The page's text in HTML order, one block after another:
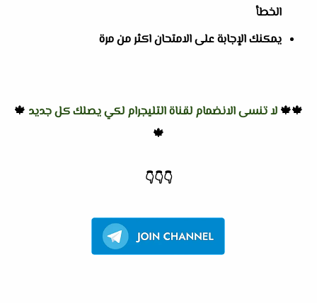
الخطأ
يمكنك الإجابة على الامتحان اكثر من مرة
🍁🍁 لا تنسى الانضمام لقناة التليجرام لكي يصلك كل جديد 🍁
🍁
👇
👇
👇